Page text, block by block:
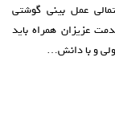
عمل بینی گوشتی
عزیزان همراه باید
و با دانش…